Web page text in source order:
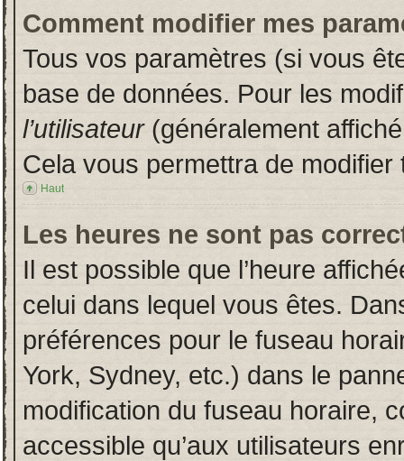
Comment modifier mes
Tous vos paramètres (si vous
base de données. Pour les
l’utilisateur(généralement
Cela vous permettra de
Haut
Les heures ne sont pas
Il est possible que l’heure
celui dans lequel vous êtes.
préférences pour le fuseau
York, Sydney, etc.) dans le
modification du fuseau horaire,
accessible qu’aux utilisateurs